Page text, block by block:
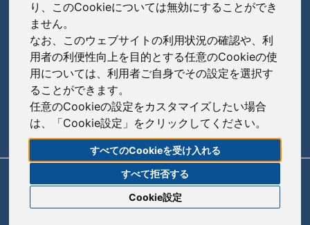
り、このCookieについては無効にすることができ
ません。
なお、このウェブサイトの利用状況の確認や、利
用者の利便性向上を目的とする任意のCookieの使
用については、利用者ご自身でその設定を選択す
ることができます。
任意のCookieの設定をカスタマイズしたい場合
は、「Cookie設定」をクリックしてください。
すべてのCookieを受け入れる
すべて拒否する
Cookie設定
あゆみ製薬株式会社
岩城製薬株式会社
大蔵製薬株式会社
キョーリンリメディオ株式会社
共和薬品工業株式会社
コーアイセイ株式会社
寿製薬株式会社
沢井製薬株式会社
会員会社（た〜は）
大興製薬株式会社
ダイト株式会社
高田製薬株式会社
辰巳化学株式会社
鶴原製薬株式会社
トーアエイヨー株式会社
会員会社 （ま〜わ）
陽進堂ホールディングス株式会社
ロートニッテン株式会社
賛助会員会社
朝日印刷株式会社
旭化成株式会社
伊藤忠ケミカルフロンティア株式会社
サイトポリシー